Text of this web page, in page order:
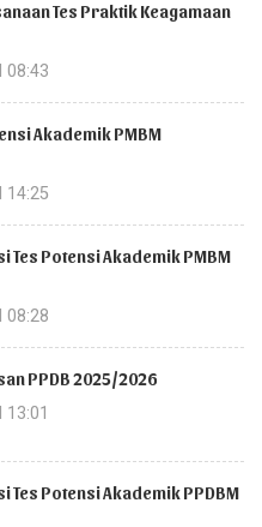
Tes Praktik Keagamaan
08:43
Akademik PMBM
14:25
Tes Potensi Akademik PMBM
08:28
PPDB 2025/2026
Tes Potensi Akademik PPDBM